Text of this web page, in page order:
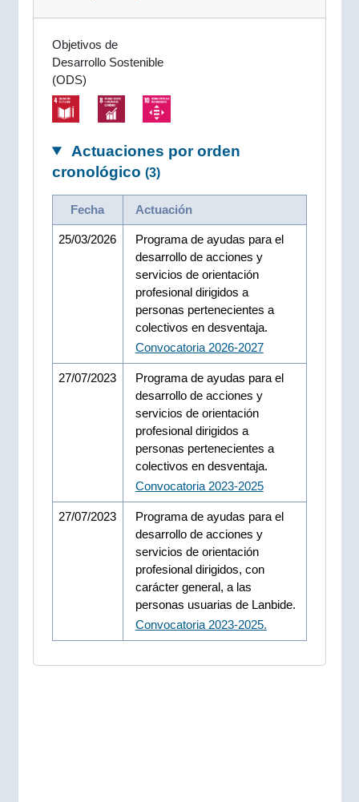
Objetivos de
Desarrollo Sostenible
(ODS)
Actuaciones por orden
cronológico (3)
Fecha Actuación
25/03/2026
Programa de ayudas para el
desarrollo de acciones y
servicios de orientación
profesional dirigidos a
personas pertenecientes a
colectivos en desventaja.
Convocatoria 2026-2027
27/07/2023
Programa de ayudas para el
desarrollo de acciones y
servicios de orientación
profesional dirigidos a
personas pertenecientes a
colectivos en desventaja.
Convocatoria 2023-2025
27/07/2023
Programa de ayudas para el
desarrollo de acciones y
servicios de orientación
profesional dirigidos, con
carácter general, a las
personas usuarias de Lanbide.
Convocatoria 2023-2025.